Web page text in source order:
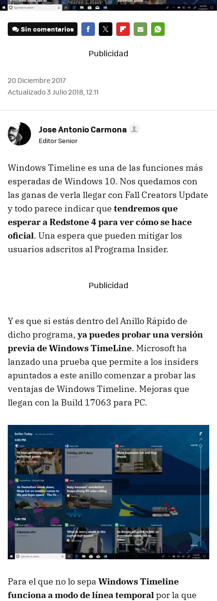
Sin comentarios
20 Diciembre 2017
Actualizado 3 Julio 2018, 12:11
Jose Antonio Carmona
Editor Senior
Windows Timeline es una de las funciones más
esperadas de Windows 10. Nos quedamos con
las ganas de verla llegar con Fall Creators Update
y todo parece indicar que tendremos que
esperar a Redstone 4 para ver cómo se hace
oficial. Una espera que pueden mitigar los
usuarios adscritos al Programa Insider.
Y es que si estás dentro del Anillo Rápido de
dicho programa, ya puedes probar una versión
previa de Windows TimeLine. Microsoft ha
lanzado una prueba que permite a los insiders
apuntados a este anillo comenzar a probar las
ventajas de Windows Timeline. Mejoras que
llegan con la Build 17063 para PC.
Para el que no lo sepa Windows Timeline
funciona a modo de línea temporalpor la que